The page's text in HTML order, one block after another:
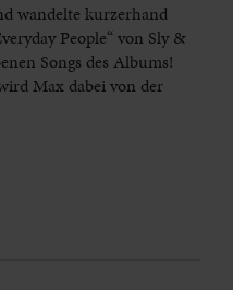
wandelte kurzerhand
People“ von Sly &
Songs des Albums!
Max dabei von der